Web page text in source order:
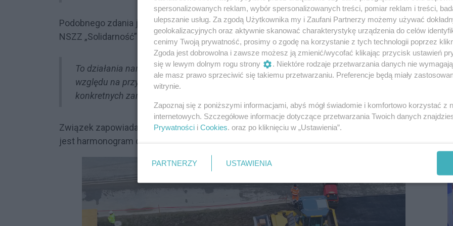
Podobnego zdania jest Roman Jakim, przewodniczący Zarządu Regionu Rzeszowskiego
NSZZ „Solidarność”:
To działania naruszające wolność działalności związkowej i dyskryminujące ze
względu na przynależność. Nie znamy wyników audytu, nie przedstawiono żadnych
konkretnych zarzutów.
Związek zapowiada, że sprawa znajdzie swój finał w sądzie, a tymczasem przygotowywany
jest harmonogram dalszych działań protestacyjnych.
spersonalizowanych reklam, wybór spersonalizowanych treści, pomiar reklam i treści,
ulepszanie usług. Za zgodą Użytkownika my i Zaufani Partnerzy możemy używać
geolokalizacyjnych oraz aktywnie skanować charakterystykę urządzenia do celów
cenimy Twoją prywatność, prosimy o zgodę na korzystanie z tych technologii poprzez
Zgoda jest dobrowolna i zawsze możesz ją zmienić/wycofać klikając przycisk ustawień
się w lewym dolnym rogu strony
. Niektóre rodzaje przetwarzania danych nie
ale masz prawo sprzeciwić się takiemu przetwarzaniu. Preferencje będą miały
witrynie.
Zapoznaj się z poniższymi informacjami, abyś mógł świadomie i komfortowo korzystać z
internetowych. Szczegółowe informacje dotyczące przetwarzania Twoich danych
Prywatności i Cookies. oraz po kliknięciu w „Ustawienia”.
PARTNERZY USTAWIENIA